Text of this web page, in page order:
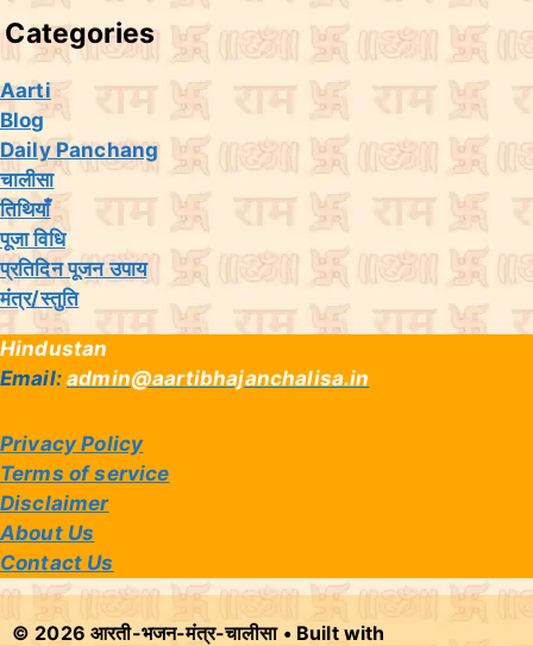
Categories
Aarti
Blog
Daily Panchang
चालीसा
तिथियांँ
पूजा विधि
प्रतिदिन पूजन उपाय
मंत्र/स्तुति
Hindustan
Email: admin@aartibhajanchalisa.in
Privacy Policy
Terms of service
Disclaimer
About Us
Contact Us
© 2026 आरती-भजन-मंत्र-चालीसा• Built with